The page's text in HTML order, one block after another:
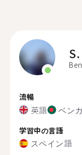
S.
流暢
英語 ベン
学習中の言語
スペイン語